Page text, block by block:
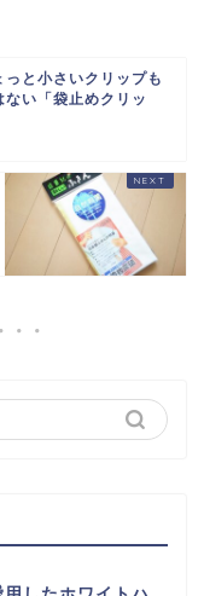
っと小さいクリップも
ない「袋止めクリッ